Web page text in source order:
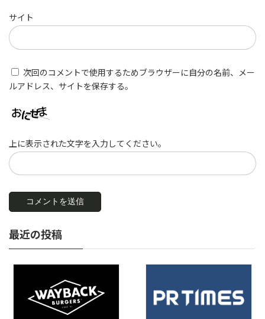
サイト
次回のコメントで使用するためブラウザーに自分の名前、メー
ルアドレス、サイトを保存する。
上に表示された文字を入力してください。
最近の投稿